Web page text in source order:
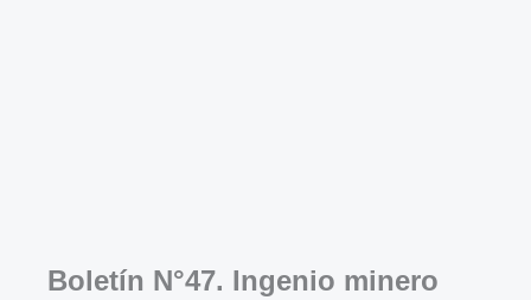
Boletín N°47. Ingenio minero